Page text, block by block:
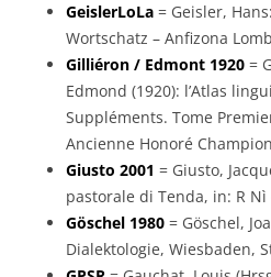
GeislerLoLa = Geisler,
Wortschatz – Anfizona
Gilliéron / Edmont 1920 =
Edmond (1920): l’Atlas
Suppléments. Tome
Ancienne Honoré
Giusto 2001 = Giusto,
pastorale di Tenda, in: R Nì
Göschel 1980 = Göschel,
Dialektologie, Wiesbaden,